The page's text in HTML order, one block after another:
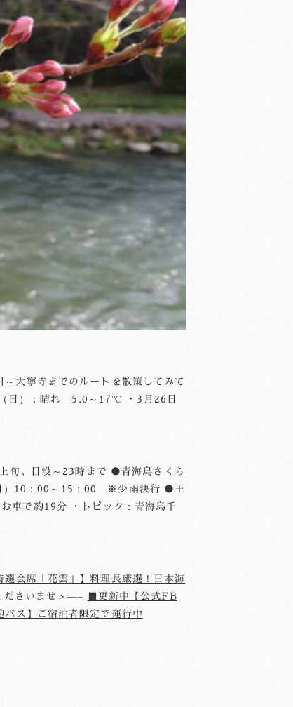
大寧寺までのルートを散策してみて
日）：晴れ 5.0～17℃ ・3月26日
旬、日没～23時まで ●青海島さくら
）10：00～15：00 ※少雨決行 ●王
車で約19分 ・トピック：青海島千
選会席「花雲」】料理長厳選！日本海
さいませ＞—– ■更新中【公式FB
ス】ご宿泊者限定で運行中